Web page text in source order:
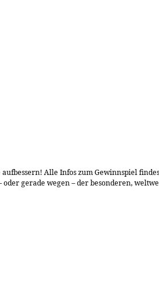
Alle Infos zum Gewinnspiel
gerade wegen – der besonderen,